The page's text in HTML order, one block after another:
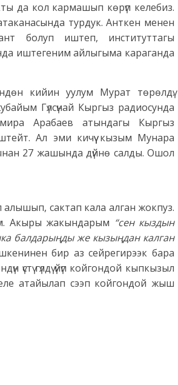
да кол кармашып көрүп келебиз.
турдук. Анткен менен
болуп иштеп, институттагы
иштегеним айлыгыма караганда
кийин уулум Мурат төрөлдү.
Гүлсүнай Кыргыз радиосунда
Арабаев атындагы Кыргыз
Ал эми кичүү кызым Мунара
27 жашында дүйнө салды. Ошол
сактап кала алган жокпуз.
Акыры жакындарым “сен кыздын
балдарыңды же кызыңдан калган
бир аз сейрегирээк бара
гүлдү үйүп койгондой кыпкызыл
атайылап сээп койгондой жыш